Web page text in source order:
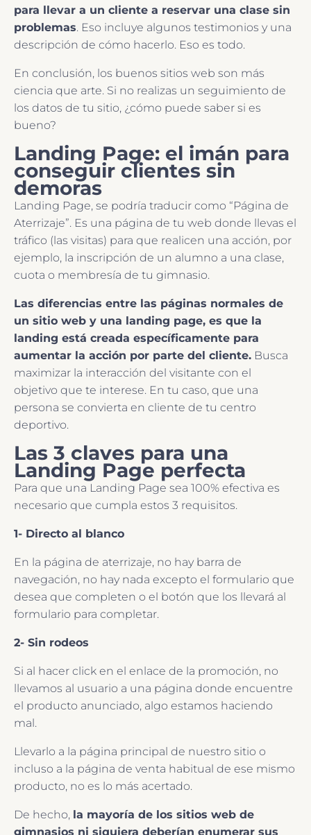
para llevar a un cliente a reservar una clase sin
problemas. Eso incluye algunos testimonios y una
descripción de cómo hacerlo. Eso es todo.
En conclusión, los buenos sitios web son más
ciencia que arte. Si no realizas un seguimiento de
los datos de tu sitio, ¿cómo puede saber si es
bueno?
Landing Page: el imán para
conseguir clientes sin
demoras
Landing Page, se podría traducir como “Página de
Aterrizaje”. Es una página de tu web donde llevas el
tráfico (las visitas) para que realicen una acción, por
ejemplo, la inscripción de un alumno a una clase,
cuota o membresía de tu gimnasio.
Las diferencias entre las páginas normales de
un sitio web y una landing page, es que la
landing está creada específicamente para
aumentar la acción por parte del cliente. Busca
maximizar la interacción del visitante con el
objetivo que te interese. En tu caso, que una
persona se convierta en cliente de tu centro
deportivo.
Las 3 claves para una
Landing Page perfecta
Para que una Landing Page sea 100% efectiva es
necesario que cumpla estos 3 requisitos.
1- Directo al blanco
En la página de aterrizaje, no hay barra de
navegación, no hay nada excepto el formulario que
desea que completen o el botón que los llevará al
formulario para completar.
2- Sin rodeos
Si al hacer click en el enlace de la promoción, no
llevamos al usuario a una página donde encuentre
el producto anunciado, algo estamos haciendo
mal.
Llevarlo a la página principal de nuestro sitio o
incluso a la página de venta habitual de ese mismo
producto, no es lo más acertado.
De hecho, la mayoría de los sitios web de
gimnasios ni siquiera deberían enumerar sus